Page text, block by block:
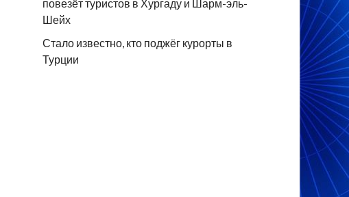
повезёт туристов в Хургаду и Шарм-эль-
Шейх
Стало известно, кто поджёг курорты в
Турции